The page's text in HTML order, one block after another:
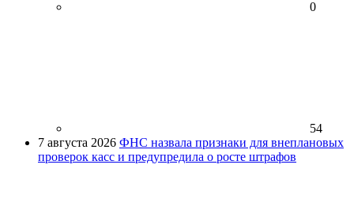
0
54
7 августа 2026 ФНС назвала признаки для внеплановых
проверок касс и предупредила о росте штрафов